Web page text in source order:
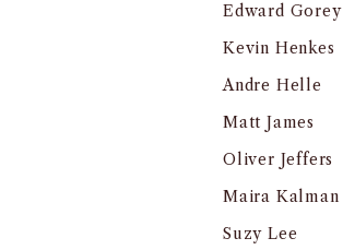
Edward Gorey
Kevin Henkes
Andre Helle
Matt James
Oliver Jeffers
Maira Kalman
Suzy Lee